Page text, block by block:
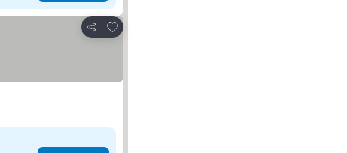
Partilhar
Adicionar aos favoritos